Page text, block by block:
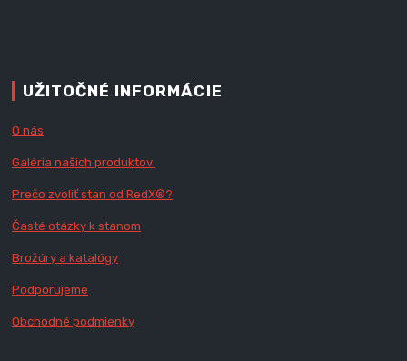
UŽITOČNÉ INFORMÁCIE
O nás
Galéria našich produktov
Prečo zvoliť stan od RedX®?
Časté otázky k stanom
Brožúry a katalógy
Podporujeme
Obchodné podmienky